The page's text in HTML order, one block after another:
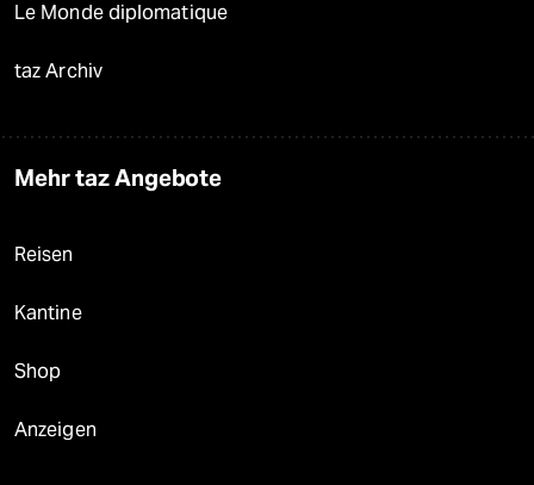
Le Monde diplomatique
taz Archiv
Mehr taz Angebote
Reisen
Kantine
Shop
Anzeigen